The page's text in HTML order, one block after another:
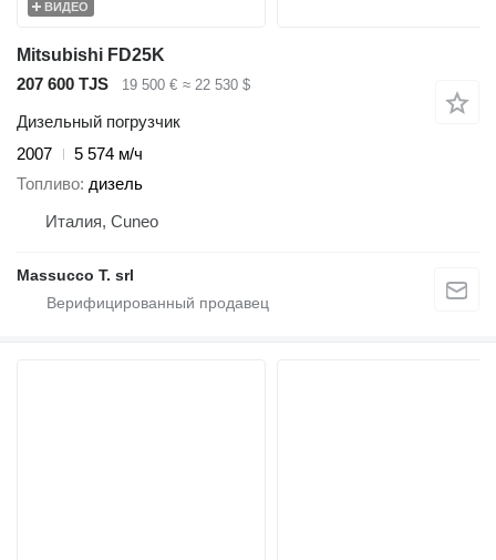
ВИДЕО
Mitsubishi FD25K
207 600 TJS
19 500 € ≈ 22 530 $
Дизельный погрузчик
2007
5 574 м/ч
Топливо дизель
Италия, Cuneo
Massucco T. srl